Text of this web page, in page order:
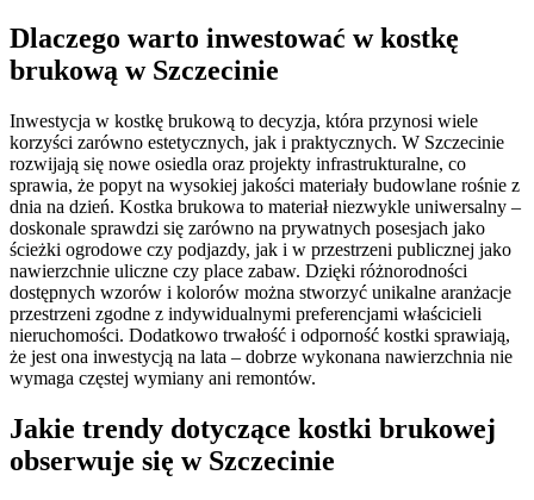
Dlaczego warto inwestować w kostkę
brukową w Szczecinie
Inwestycja w kostkę brukową to decyzja, która przynosi wiele
korzyści zarówno estetycznych, jak i praktycznych. W Szczecinie
rozwijają się nowe osiedla oraz projekty infrastrukturalne, co
sprawia, że popyt na wysokiej jakości materiały budowlane rośnie z
dnia na dzień. Kostka brukowa to materiał niezwykle uniwersalny –
doskonale sprawdzi się zarówno na prywatnych posesjach jako
ścieżki ogrodowe czy podjazdy, jak i w przestrzeni publicznej jako
nawierzchnie uliczne czy place zabaw. Dzięki różnorodności
dostępnych wzorów i kolorów można stworzyć unikalne aranżacje
przestrzeni zgodne z indywidualnymi preferencjami właścicieli
nieruchomości. Dodatkowo trwałość i odporność kostki sprawiają,
że jest ona inwestycją na lata – dobrze wykonana nawierzchnia nie
wymaga częstej wymiany ani remontów.
Jakie trendy dotyczące kostki brukowej
obserwuje się w Szczecinie